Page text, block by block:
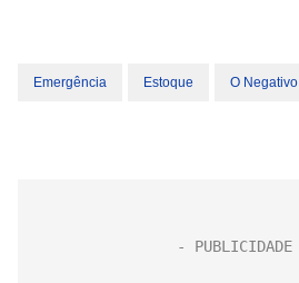
Emergência Estoque O Negativo